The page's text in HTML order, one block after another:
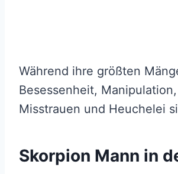
Während ihre größten
Besessenheit,
Misstrauen und Heuchelei
Skorpion Mann in